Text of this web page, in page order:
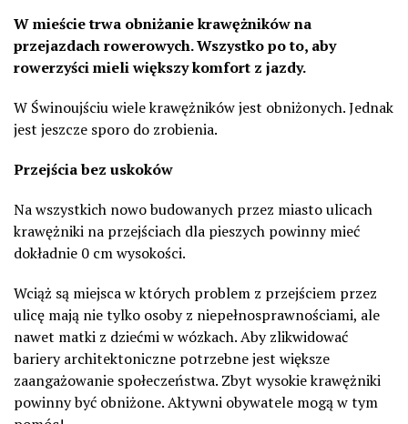
W mieście trwa obniżanie krawężników na
przejazdach rowerowych. Wszystko po to, aby
rowerzyści mieli większy komfort z jazdy.
W Świnoujściu wiele krawężników jest obniżonych. Jednak
jest jeszcze sporo do zrobienia.
Przejścia bez uskoków
Na wszystkich nowo budowanych przez miasto ulicach
krawężniki na przejściach dla pieszych powinny mieć
dokładnie 0 cm wysokości.
Wciąż są miejsca w których problem z przejściem przez
ulicę mają nie tylko osoby z niepełnosprawnościami, ale
nawet matki z dziećmi w wózkach. Aby zlikwidować
bariery architektoniczne potrzebne jest większe
zaangażowanie społeczeństwa. Zbyt wysokie krawężniki
powinny być obniżone. Aktywni obywatele mogą w tym